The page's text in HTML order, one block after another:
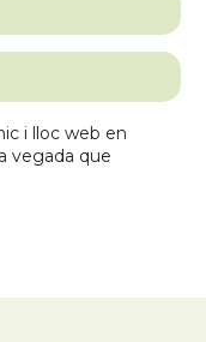
i lloc web en
vegada que